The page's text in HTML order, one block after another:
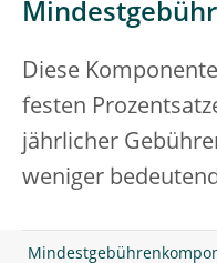
Diese
festen
jährlicher
weniger